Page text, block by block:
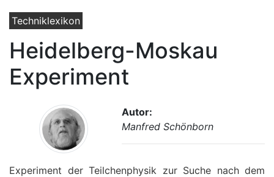
Techniklexikon
Heidelberg-Moskau
Experiment
Autor:
Manfred Schönborn
Experiment der Teilchenphysik zur Suche nach dem